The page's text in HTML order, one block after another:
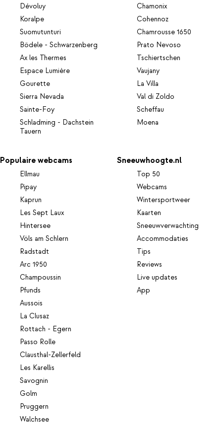
Dévoluy
Koralpe
Suomutunturi
Bödele - Schwarzenberg
Ax les Thermes
Espace Lumière
Gourette
Sierra Nevada
Sainte-Foy
Schladming - Dachstein
Tauern
Chamonix
Cohennoz
Chamrousse 1650
Prato Nevoso
Tschiertschen
Vaujany
La Villa
Val di Zoldo
Scheffau
Moena
Populaire webcams
Ellmau
Pipay
Kaprun
Les Sept Laux
Hintersee
Völs am Schlern
Radstadt
Arc 1950
Champoussin
Pfunds
Aussois
La Clusaz
Rottach - Egern
Passo Rolle
Clausthal-Zellerfeld
Les Karellis
Savognin
Golm
Pruggern
Walchsee
Sneeuwhoogte.nl
Top 50
Webcams
Wintersportweer
Kaarten
Sneeuwverwachting
Accommodaties
Tips
Reviews
Live updates
App